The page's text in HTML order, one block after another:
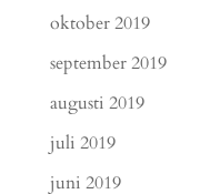
oktober 2019
september 2019
augusti 2019
juli 2019
juni 2019